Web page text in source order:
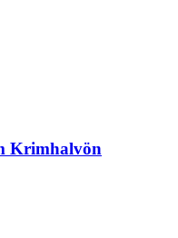
Krimhalvön